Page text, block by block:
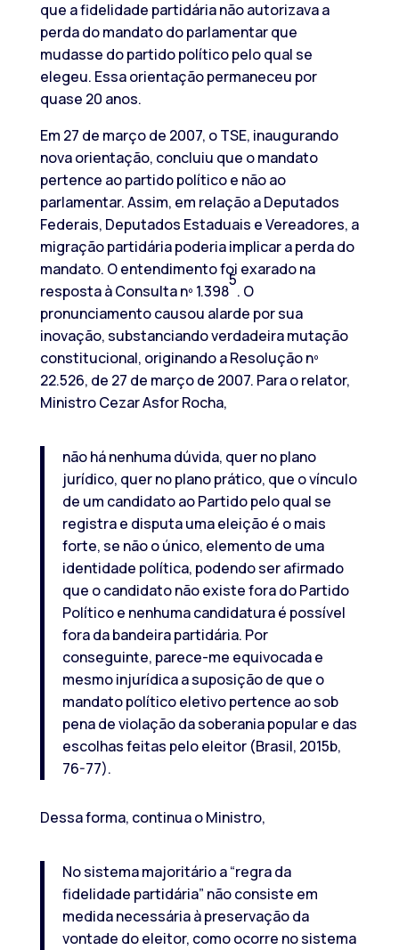
que a fidelidade partidária não autorizava a
perda do mandato do parlamentar que
mudasse do partido político pelo qual se
elegeu. Essa orientação permaneceu por
quase 20 anos.
Em 27 de março de 2007, o TSE, inaugurando
nova orientação, concluiu que o mandato
pertence ao partido político e não ao
parlamentar. Assim, em relação a Deputados
Federais, Deputados Estaduais e Vereadores, a
migração partidária poderia implicar a perda do
mandato. O entendimento foi exarado na
resposta à Consulta nº 1.398
5
. O
pronunciamento causou alarde por sua
inovação, substanciando verdadeira mutação
constitucional, originando a Resolução nº
22.526, de 27 de março de 2007. Para o relator,
Ministro Cezar Asfor Rocha,
não há nenhuma dúvida, quer no plano
jurídico, quer no plano prático, que o vínculo
de um candidato ao Partido pelo qual se
registra e disputa uma eleição é o mais
forte, se não o único, elemento de uma
identidade política, podendo ser afirmado
que o candidato não existe fora do Partido
Político e nenhuma candidatura é possível
fora da bandeira partidária. Por
conseguinte, parece-me equivocada e
mesmo injurídica a suposição de que o
mandato político eletivo pertence ao sob
pena de violação da soberania popular e das
escolhas feitas pelo eleitor (Brasil, 2015b,
76-77).
Dessa forma, continua o Ministro,
No sistema majoritário a “regra da
fidelidade partidária” não consiste em
medida necessária à preservação da
vontade do eleitor, como ocorre no sistema